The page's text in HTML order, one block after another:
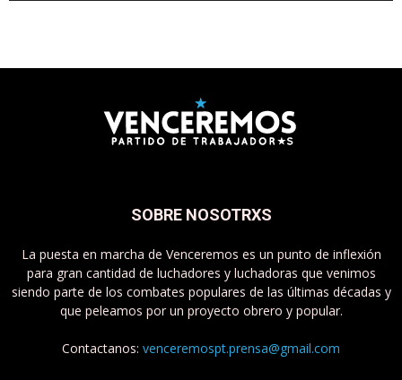
SOBRE NOSOTRXS
La puesta en marcha de Venceremos es un punto de inflexión
para gran cantidad de luchadores y luchadoras que venimos
siendo parte de los combates populares de las últimas décadas y
que peleamos por un proyecto obrero y popular.
Contactanos: venceremospt.prensa@gmail.com